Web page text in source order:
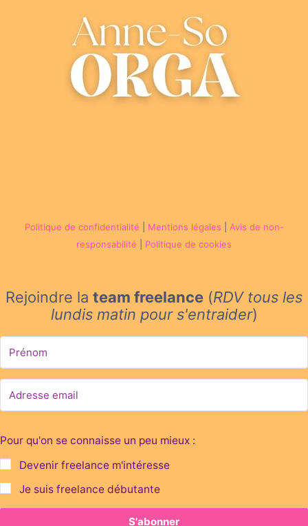
Politique de confidentialité Mentions légales
Avis de non-
responsabilité
Politique de cookies
Rejoindre la team freelance (RDV tous les
lundis matin pour s'entraider)
Pour qu'on se connaisse un peu mieux :
Devenir freelance m'intéresse
Je suis freelance débutante
S'abonner